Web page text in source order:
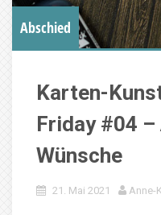
Abschied
Karten-
Friday #04
Wünsche
21. Mai 2021 Anne-